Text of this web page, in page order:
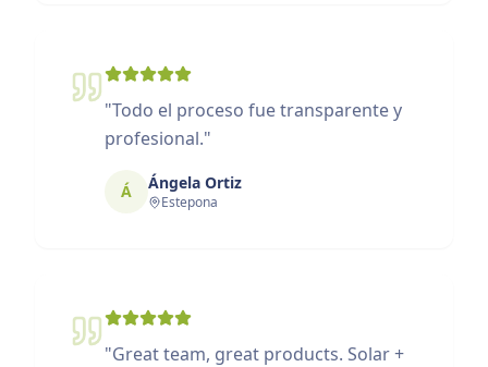
"Todo el proceso fue transparente y
profesional."
Á Ángela Ortiz
Estepona
"Great team, great products. Solar +